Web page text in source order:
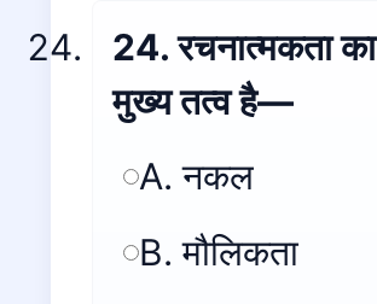
24. रचनात्मकता का
मुख्य तत्व है—
A. नकल
B. मौलिकता